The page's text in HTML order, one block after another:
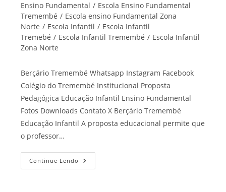
Ensino Fundamental / Escola Ensino Fundamental
Tremembé / Escola ensino Fundamental Zona
Norte / Escola Infantil / Escola Infantil
Tremebé / Escola Infantil Tremembé / Escola Infantil
Zona Norte
Berçário Tremembé Whatsapp Instagram Facebook
Colégio do Tremembé Institucional Proposta
Pedagógica Educação Infantil Ensino Fundamental
Fotos Downloads Contato X Berçário Tremembé
Educação Infantil A proposta educacional permite que
o professor…
Continue Lendo Berçário
Tremembé